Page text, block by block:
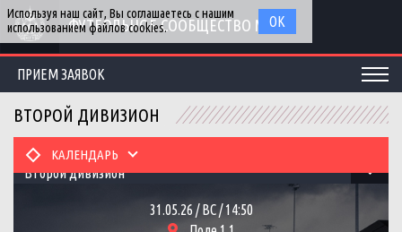
ФУТБОЛЬНОЕ СООБЩЕСТВО МГУ
ПРИЕМ ЗАЯВОК
Второй дивизион
КАЛЕНДАРЬ
ВТОРОЙ ДИВИЗИОН
31.05.26 / ВС / 14:50
Используя наш сайт, Вы соглашаетесь с нашим
использованием файлов cookies.
ОК